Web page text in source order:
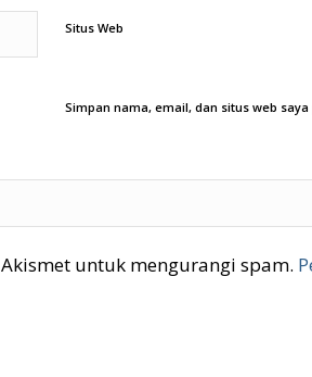
Situs Web
Simpan nama, email, dan situs web
untuk mengurangi spam.